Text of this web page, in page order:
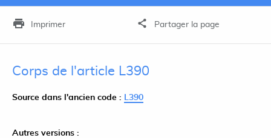
Imprimer Partager la page
Corps de l'article L390
Source dans l'ancien code : L390
Autres versions :